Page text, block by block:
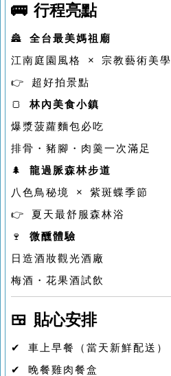
🚌 行程亮點
🏯 全台最美媽祖廟
江南庭園風格 × 宗教藝術美學
👉 超好拍景點
🍞林內美食小鎮
爆漿菠蘿麵包必吃
排骨・豬腳・肉羹一次滿足
🌲 龍過脈森林步道
八色鳥秘境 × 紫斑蝶季節
👉 夏天最舒服森林浴
🍷 微醺體驗
日造酒妝觀光酒廠
梅酒・花果酒試飲
🍱 貼心安排
✔ 車上早餐（當天新鮮配送）
✔ 晚餐雞肉餐盒